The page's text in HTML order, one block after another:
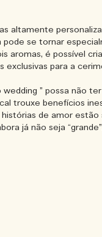
altamente
pode se tornar
aromas, é possível
exclusivas para a
” possa não
trouxe benefícios
de amor
já não seja